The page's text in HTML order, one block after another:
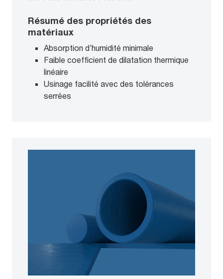
Résumé des propriétés des
matériaux
Absorption d’humidité minimale
Faible coefficient de dilatation thermique
linéaire
Usinage facilité avec des tolérances
serrées